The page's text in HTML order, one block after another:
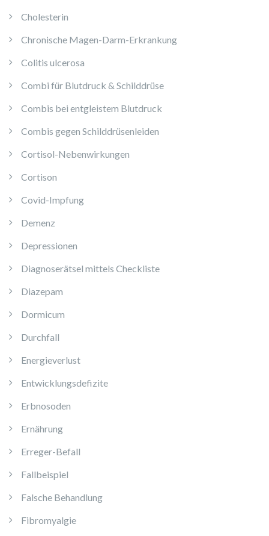
Cholesterin
Chronische Magen-Darm-Erkrankung
Colitis ulcerosa
Combi für Blutdruck & Schilddrüse
Combis bei entgleistem Blutdruck
Combis gegen Schilddrüsenleiden
Cortisol-Nebenwirkungen
Cortison
Covid-Impfung
Demenz
Depressionen
Diagnoserätsel mittels Checkliste
Diazepam
Dormicum
Durchfall
Energieverlust
Entwicklungsdefizite
Erbnosoden
Ernährung
Erreger-Befall
Fallbeispiel
Falsche Behandlung
Fibromyalgie